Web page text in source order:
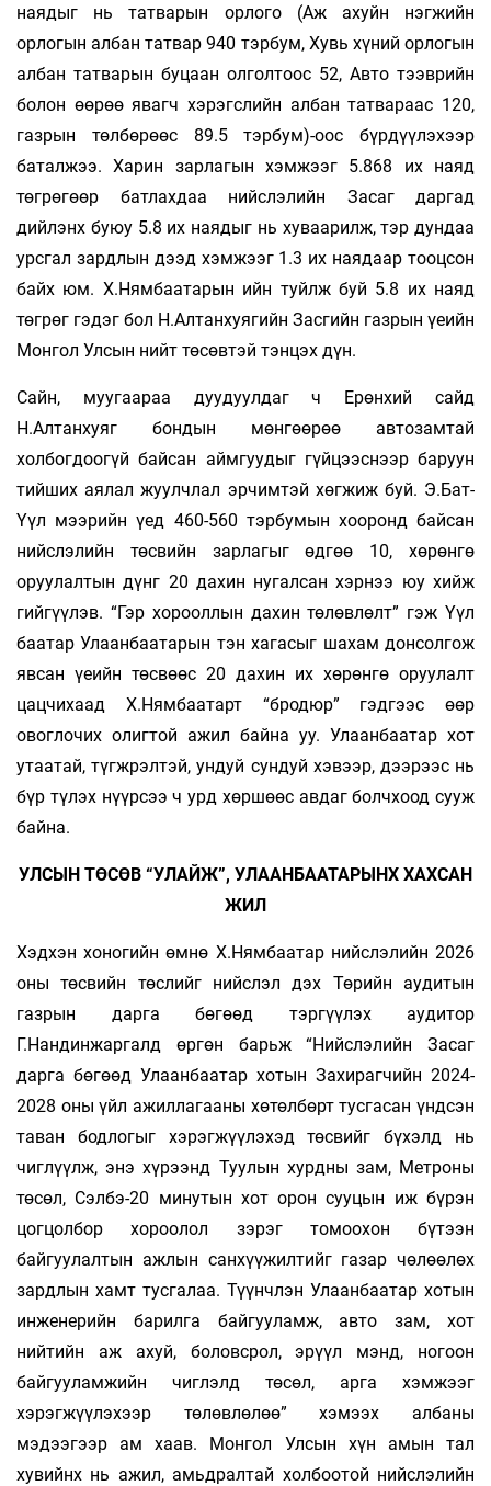
наядыг нь татварын орлого (Аж ахуйн нэгжийн
орлогын албан татвар 940 тэрбум, Хувь хүний орлогын
албан татварын буцаан олголтоос 52, Авто тээврийн
болон өөрөө явагч хэрэгслийн албан татвараас 120,
газрын төлбөрөөс 89.5 тэрбум)-оос бүрдүүлэхээр
баталжээ. Харин зарлагын хэмжээг 5.868 их наяд
төгрөгөөр батлахдаа нийслэлийн Засаг даргад
дийлэнх буюу 5.8 их наядыг нь хуваарилж, тэр дундаа
урсгал зардлын дээд хэмжээг 1.3 их наядаар тооцсон
байх юм. Х.Нямбаатарын ийн туйлж буй 5.8 их наяд
төгрөг гэдэг бол Н.Алтанхуягийн Засгийн газрын үеийн
Монгол Улсын нийт төсөвтэй тэнцэх дүн.
Сайн, муугаараа дуудуулдаг ч Ерөнхий сайд
Н.Алтанхуяг бондын мөнгөөрөө автозамтай
холбогдоогүй байсан аймгуудыг гүйцээснээр баруун
тийших аялал жуулчлал эрчимтэй хөгжиж буй. Э.Бат-
Үүл мээрийн үед 460-560 тэрбумын хооронд байсан
нийслэлийн төсвийн зарлагыг өдгөө 10, хөрөнгө
оруулалтын дүнг 20 дахин нугалсан хэрнээ юу хийж
гийгүүлэв. “Гэр хорооллын дахин төлөвлөлт” гэж Үүл
баатар Улаанбаатарын тэн хагасыг шахам донсолгож
явсан үеийн төсвөөс 20 дахин их хөрөнгө оруулалт
цацчихаад Х.Нямбаатарт “бродюр” гэдгээс өөр
овоглочих олигтой ажил байна уу. Улаанбаатар хот
утаатай, түгжрэлтэй, ундуй сундуй хэвээр, дээрээс нь
бүр түлэх нүүрсээ ч урд хөршөөс авдаг болчхоод сууж
байна.
УЛСЫН ТӨСӨВ “УЛАЙЖ”, УЛААНБААТАРЫНХ ХАХСАН
ЖИЛ
Хэдхэн хоногийн өмнө Х.Нямбаатар нийслэлийн 2026
оны төсвийн төслийг нийслэл дэх Төрийн аудитын
газрын дарга бөгөөд тэргүүлэх аудитор
Г.Нандинжаргалд өргөн барьж “Нийслэлийн Засаг
дарга бөгөөд Улаанбаатар хотын Захирагчийн 2024-
2028 оны үйл ажиллагааны хөтөлбөрт тусгасан үндсэн
таван бодлогыг хэрэгжүүлэхэд төсвийг бүхэлд нь
чиглүүлж, энэ хүрээнд Туулын хурдны зам, Метроны
төсөл, Сэлбэ-20 минутын хот орон сууцын иж бүрэн
цогцолбор хороолол зэрэг томоохон бүтээн
байгуулалтын ажлын санхүүжилтийг газар чөлөөлөх
зардлын хамт тусгалаа. Түүнчлэн Улаанбаатар хотын
инженерийн барилга байгууламж, авто зам, хот
нийтийн аж ахуй, боловсрол, эрүүл мэнд, ногоон
байгууламжийн чиглэлд төсөл, арга хэмжээг
хэрэгжүүлэхээр төлөвлөлөө” хэмээх албаны
мэдээгээр ам хаав. Монгол Улсын хүн амын тал
хувийнх нь ажил, амьдралтай холбоотой нийслэлийн